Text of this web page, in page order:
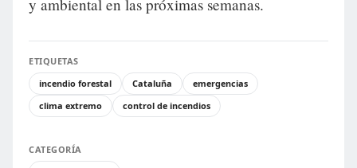
y ambiental en las próximas semanas.
ETIQUETAS
incendio forestal
Cataluña
emergencias
clima extremo
control de incendios
CATEGORÍA